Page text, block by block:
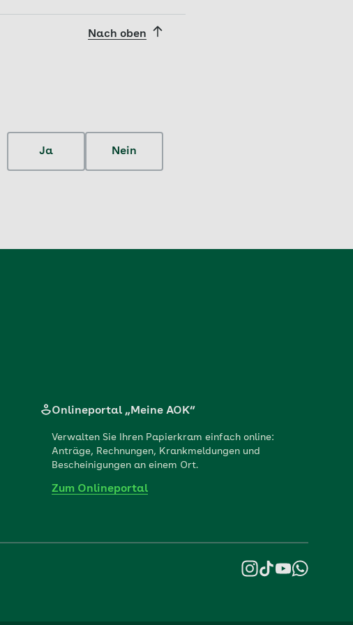
Nach oben
Ja Nein
Onlineportal „Meine AOK“
Verwalten Sie Ihren Papierkram einfach online:
Anträge, Rechnungen, Krankmeldungen und
Bescheinigungen an einem Ort.
Zum Onlineportal